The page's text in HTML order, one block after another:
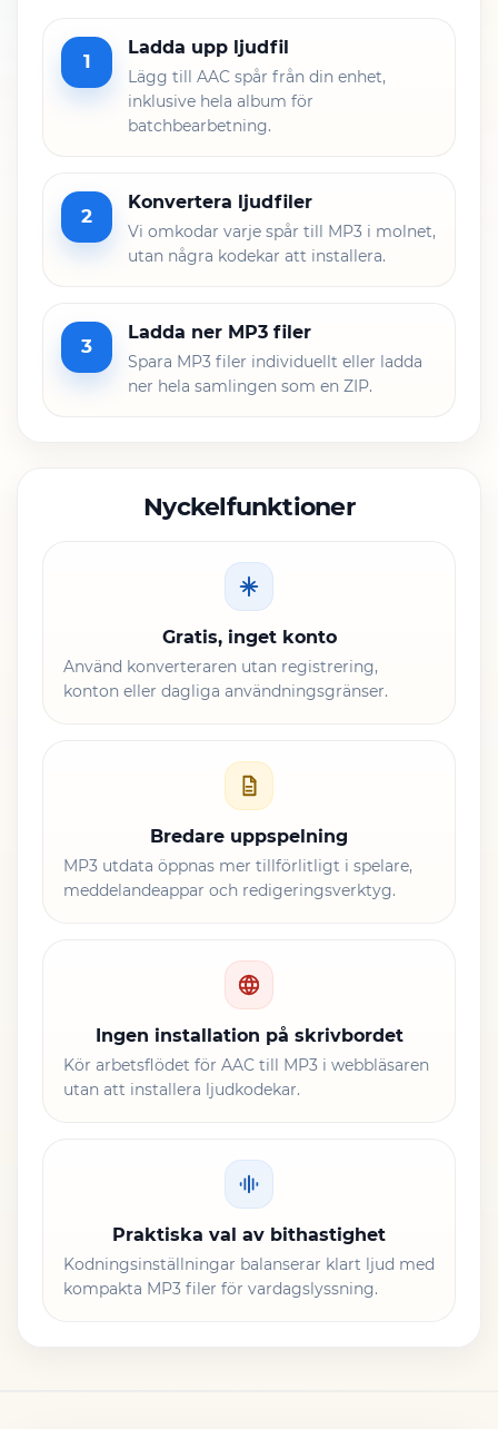
1
Ladda upp ljudfil
Lägg till AAC spår från din enhet,
inklusive hela album för
batchbearbetning.
2
Konvertera ljudfiler
Vi omkodar varje spår till MP3 i molnet,
utan några kodekar att installera.
3
Ladda ner MP3 filer
Spara MP3 filer individuellt eller ladda
ner hela samlingen som en ZIP.
Nyckelfunktioner
Gratis, inget konto
Använd konverteraren utan registrering,
konton eller dagliga användningsgränser.
Bredare uppspelning
MP3 utdata öppnas mer tillförlitligt i spelare,
meddelandeappar och redigeringsverktyg.
Ingen installation på skrivbordet
Kör arbetsflödet för AAC till MP3 i webbläsaren
utan att installera ljudkodekar.
Praktiska val av bithastighet
Kodningsinställningar balanserar klart ljud med
kompakta MP3 filer för vardagslyssning.